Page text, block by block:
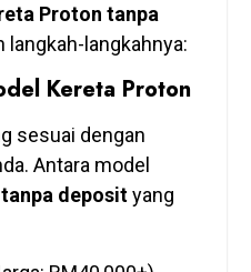
Proton tanpa
langkah-langkahnya:
Kereta Proton
sesuai dengan
Antara model
deposityang